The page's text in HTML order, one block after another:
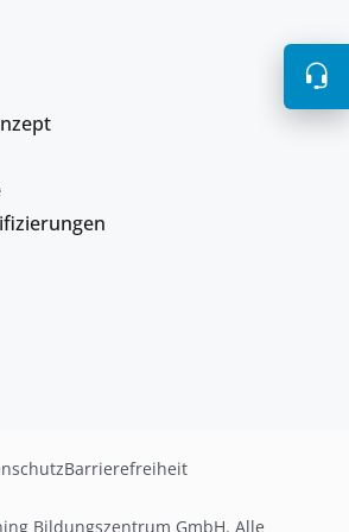
Barrierefreiheit
Bildungszentrum GmbH. Alle